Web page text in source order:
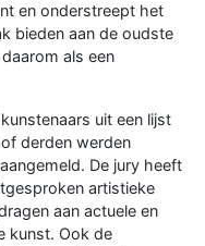
en onderstreept het
bieden aan de oudste
als een
uit een lijst
derden werden
De jury heeft
artistieke
aan actuele en
kunst. Ook de